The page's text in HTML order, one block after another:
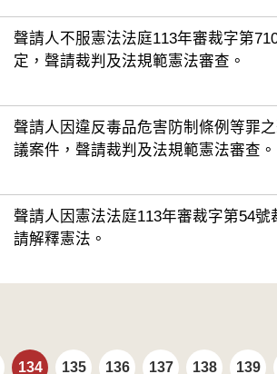
聲請人不服憲法法庭113年審裁字第
定，聲請裁判及法規範憲法審查。
聲請人因違反毒品危害防制條例等罪
議案件，聲請裁判及法規範憲法審查。
聲請人因憲法法庭113年審裁字第54號
請解釋憲法。
134 135 136 137 138 139